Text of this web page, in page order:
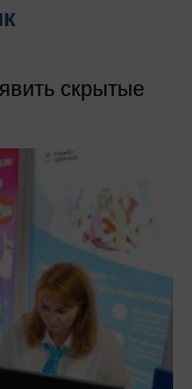
скрытые